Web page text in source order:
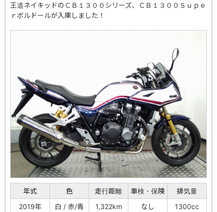
王道ネイキッドのＣＢ１３００シリーズ、ＣＢ１３００Ｓｕｐｅ
ｒボルドールが入庫しました！
年式 色 走行距離 車検・保険
排気量
2019年
白 / 赤/青 1,322km なし 1300cc